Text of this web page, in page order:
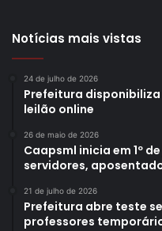
modalidade. No World
e campeão
consagrar vice-campeão.
Com 19 anos e um dos
João Gabriel compartilhou
Seleção. “É como abrir
representar o Brasil em
sempre foi um dos meus
Notícias mais vistas
24 de julho de 2026
Prefeitura
leilão online
26 de maio de 2026
Caapsml inicia em 1º
servidores,
21 de julho de 2026
Prefeitura abre teste
professores